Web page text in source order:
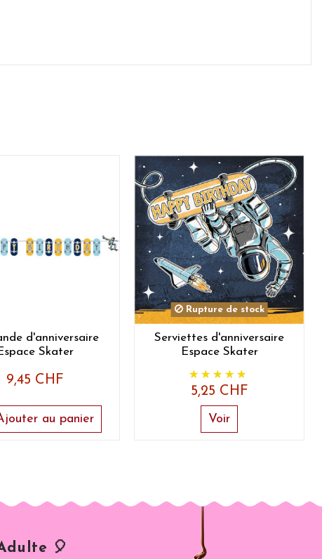
d'anniversaire
Skater
9,45 CHF
au panier
Rupture de stock
Serviettes d'anniversaire
Espace Skater
5,25 CHF
Voir
🎈